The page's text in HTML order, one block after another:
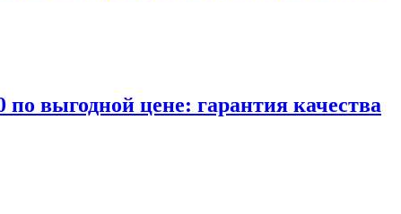
выгодной цене: гарантия качества